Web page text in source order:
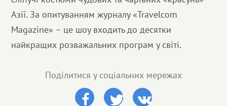
Азії. За опитуванням журналу «Travelcom
Magazine» – це шоу входить до десятки
найкращих розважальних програм у світі.
Поділитися у соціальних мережах